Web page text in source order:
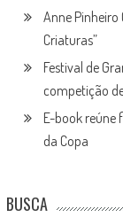
Anne Pinheiro
Criaturas”
Festival de
competição
E-book reúne
da Copa
BUSCA